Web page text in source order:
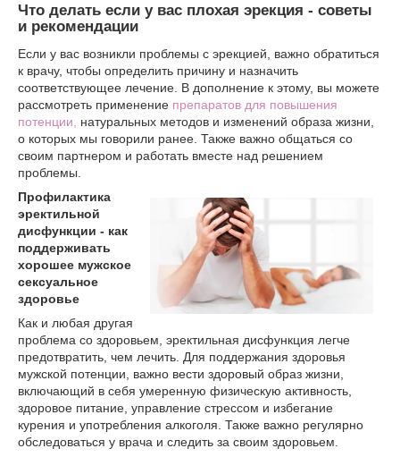
Что делать если у вас плохая эрекция - советы
и рекомендации
Если у вас возникли проблемы с эрекцией, важно обратиться
к врачу, чтобы определить причину и назначить
соответствующее лечение. В дополнение к этому, вы можете
рассмотреть применение препаратов для повышения
потенции,
натуральных методов и изменений образа жизни,
о которых мы говорили ранее. Также важно общаться со
своим партнером и работать вместе над решением
проблемы.
Профилактика
эректильной
дисфункции - как
поддерживать
хорошее мужское
сексуальное
здоровье
Как и любая другая
проблема со здоровьем, эректильная дисфункция легче
предотвратить, чем лечить. Для поддержания здоровья
мужской потенции, важно вести здоровый образ жизни,
включающий в себя умеренную физическую активность,
здоровое питание, управление стрессом и избегание
курения и употребления алкоголя. Также важно регулярно
обследоваться у врача и следить за своим здоровьем.